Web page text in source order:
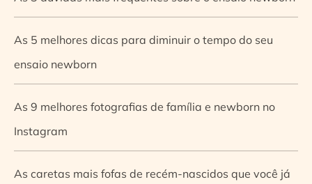
As 5 melhores dicas para diminuir o tempo do seu
ensaio newborn
As 9 melhores fotografias de família e newborn no
Instagram
As caretas mais fofas de recém-nascidos que você já